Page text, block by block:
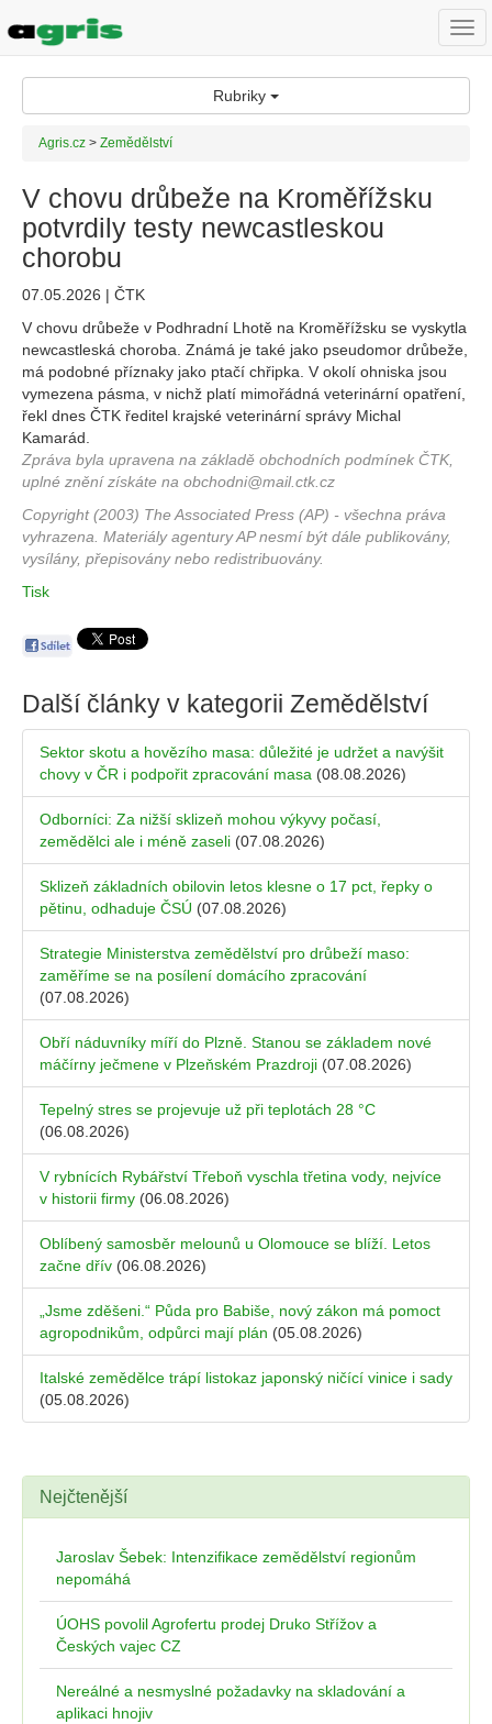
Rubriky
Agris.cz > Zemědělství
V chovu drůbeže na Kroměřížsku
potvrdily testy newcastleskou
chorobu
07.05.2026 | ČTK
V chovu drůbeže v Podhradní Lhotě na Kroměřížsku se vyskytla
newcastleská choroba. Známá je také jako pseudomor drůbeže,
má podobné příznaky jako ptačí chřipka. V okolí ohniska jsou
vymezena pásma, v nichž platí mimořádná veterinární opatření,
řekl dnes ČTK ředitel krajské veterinární správy Michal
Kamarád.
Zpráva byla upravena na základě obchodních podmínek ČTK,
uplné znění získáte na obchodni@mail.ctk.cz
Copyright (2003) The Associated Press (AP) - všechna práva
vyhrazena. Materiály agentury AP nesmí být dále publikovány,
vysílány, přepisovány nebo redistribuovány.
Tisk
Další články v kategorii Zemědělství
Sektor skotu a hovězího masa: důležité je udržet a navýšit
chovy v ČR i podpořit zpracování masa (08.08.2026)
Odborníci: Za nižší sklizeň mohou výkyvy počasí,
zemědělci ale i méně zaseli (07.08.2026)
Sklizeň základních obilovin letos klesne o 17 pct, řepky o
pětinu, odhaduje ČSÚ (07.08.2026)
Strategie Ministerstva zemědělství pro drůbeží maso:
zaměříme se na posílení domácího zpracování
(07.08.2026)
Obří náduvníky míří do Plzně. Stanou se základem nové
máčírny ječmene v Plzeňském Prazdroji (07.08.2026)
Tepelný stres se projevuje už při teplotách 28 °C
(06.08.2026)
V rybnících Rybářství Třeboň vyschla třetina vody, nejvíce
v historii firmy (06.08.2026)
Oblíbený samosběr melounů u Olomouce se blíží. Letos
začne dřív (06.08.2026)
„Jsme zděšeni.“ Půda pro Babiše, nový zákon má pomoct
agropodnikům, odpůrci mají plán (05.08.2026)
Italské zemědělce trápí listokaz japonský ničící vinice i sady
(05.08.2026)
Nejčtenější
Jaroslav Šebek: Intenzifikace zemědělství regionům
nepomáhá
ÚOHS povolil Agrofertu prodej Druko Střížov a
Českých vajec CZ
Nereálné a nesmyslné požadavky na skladování a
aplikaci hnojiv